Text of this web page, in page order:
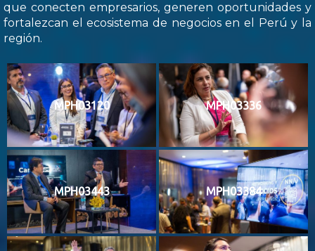
que conecten empresarios, generen oportunidades y
fortalezcan el ecosistema de negocios en el Perú y la
región.
MPH03120 MPH03336
MPH03443 MPH03384